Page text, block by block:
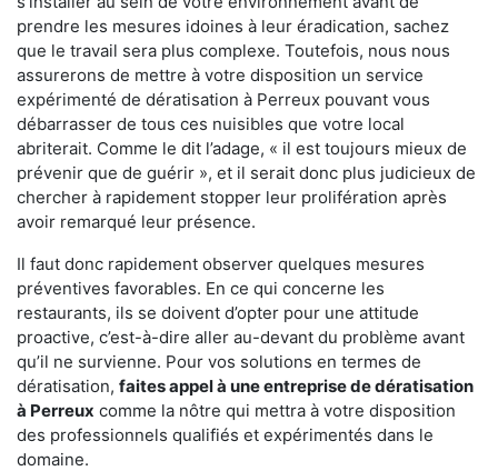
prendre les mesures idoines à leur éradication, sachez
que le travail sera plus complexe. Toutefois, nous nous
assurerons de mettre à votre disposition un service
expérimenté de dératisation à Perreux pouvant vous
débarrasser de tous ces nuisibles que votre local
abriterait. Comme le dit l’adage, « il est toujours mieux de
prévenir que de guérir », et il serait donc plus judicieux de
chercher à rapidement stopper leur prolifération après
avoir remarqué leur présence.
Il faut donc rapidement observer quelques mesures
préventives favorables. En ce qui concerne les
restaurants, ils se doivent d’opter pour une attitude
proactive, c’est-à-dire aller au-devant du problème avant
qu’il ne survienne. Pour vos solutions en termes de
dératisation, faites appel à une entreprise de dératisation
à Perreux comme la nôtre qui mettra à votre disposition
des professionnels qualifiés et expérimentés dans le
domaine.